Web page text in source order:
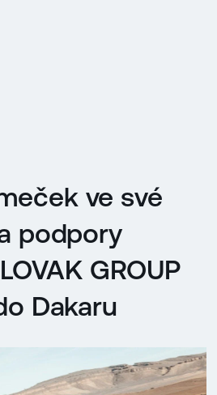
ve své
podpory
GROUP
Dakaru